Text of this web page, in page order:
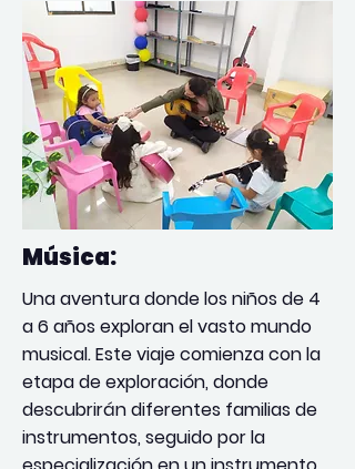
Música:
Una aventura donde los niños de 4
a 6 años exploran el vasto mundo
musical. Este viaje comienza con la
etapa de exploración, donde
descubrirán diferentes familias de
instrumentos, seguido por la